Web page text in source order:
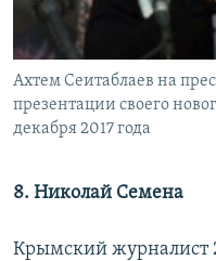
Ахтем Сеитаблаев на
презентации своего
декабря 2017 года
8. Николай Семена
Крымский журналист